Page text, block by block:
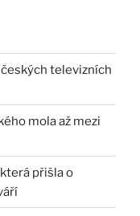
televizních
mola až mezi
přišla o